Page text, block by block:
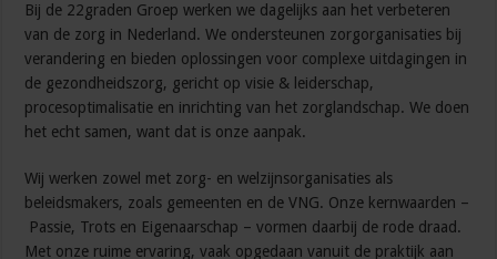
Bij de 22graden Groep werken we dagelijks aan het verbeteren
van de zorg in Nederland. We ondersteunen zorgorganisaties bij
verandering en bieden oplossingen voor complexe uitdagingen in
de gezondheidszorg, gericht op visie & leiderschap,
procesoptimalisatie en inrichting van het zorglandschap. We doen
het echt samen, want dat is onze aanpak.
Wij werken zowel met zorg- en welzijnsorganisaties als
beleidsmakers, zoals gemeenten en de VNG. Onze kernwaarden –
Passie, Trots en Eigenaarschap – vormen daarbij de rode draad.
Met onze ruime ervaring, vaak opgedaan vanuit de praktijk aan